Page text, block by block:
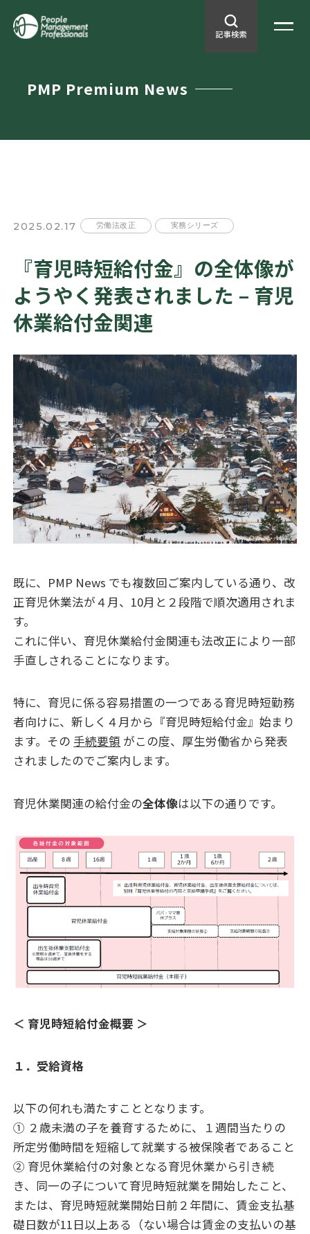
PMP Premium News
2025.02.17 労働法改正 実務シリーズ
『育児時短給付金』の全体像が
ようやく発表されました – 育児
休業給付金関連
既に、PMP News でも複数回ご案内している通り、改
正育児休業法が４月、10月と２段階で順次適用されま
す。
これに伴い、育児休業給付金関連も法改正により一部
手直しされることになります。
特に、育児に係る容易措置の一つである育児時短勤務
者向けに、新しく４月から『育児時短給付金』始まり
ます。その 手続要領 がこの度、厚生労働省から発表
されましたのでご案内します。
育児休業関連の給付金の全体像は以下の通りです。
＜ 育児時短給付金概要 ＞
１．受給資格
以下の何れも満たすこととなります。
① ２歳未満の子を養育するために、１週間当たりの
所定労働時間を短縮して就業する被保険者であること
② 育児休業給付の対象となる育児休業から引き続
き、同一の子について育児時短就業を開始したこと、
または、育児時短就業開始日前２年間に、賃金支払基
礎日数が11日以上ある（ない場合は賃金の支払いの基